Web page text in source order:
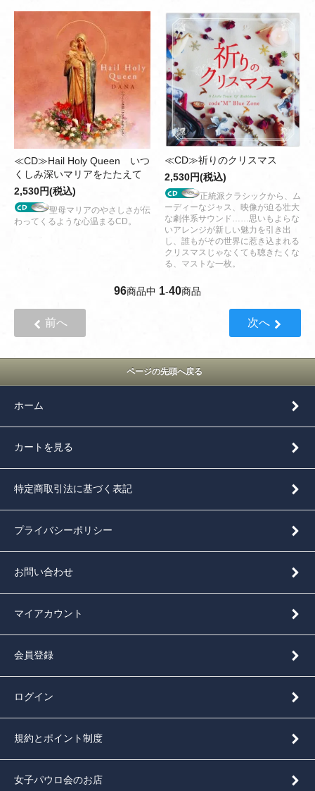
≪CD≫Hail Holy Queen いつ
くしみ深いマリアをたたえて
2,530円(税込)
聖母マリアのやさしさが伝
わってくるような心温まるCD。
≪CD≫祈りのクリスマス
2,530円(税込)
正統派クラシックから、ム
ーディーなジャス、映像が迫る壮大
な劇伴系サウンド……思いもよらな
いアレンジが新しい魅力を引き出
し、誰もがその世界に惹き込まれる
クリスマスじゃなくても聴きたくな
る、マストな一枚。
96商品中 1-40商品
前へ 次へ
ページの先頭へ戻る
ホーム
カートを見る
特定商取引法に基づく表記
プライバシーポリシー
お問い合わせ
マイアカウント
会員登録
ログイン
規約とポイント制度
女子パウロ会のお店